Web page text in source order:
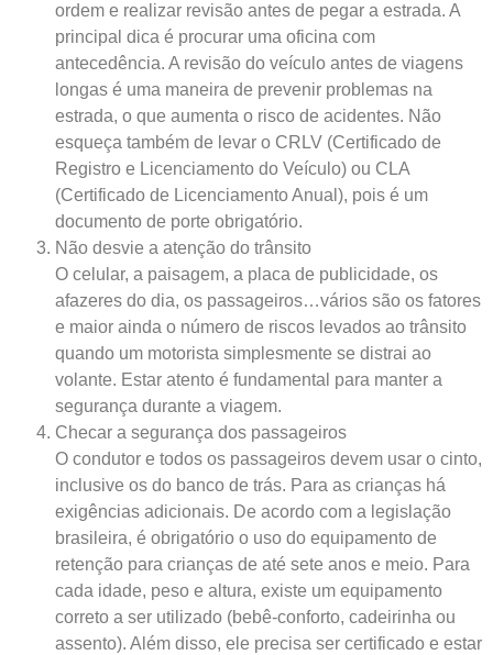
ordem e realizar revisão antes de pegar a estrada. A
principal dica é procurar uma oficina com
antecedência. A revisão do veículo antes de viagens
longas é uma maneira de prevenir problemas na
estrada, o que aumenta o risco de acidentes. Não
esqueça também de levar o CRLV (Certificado de
Registro e Licenciamento do Veículo) ou CLA
(Certificado de Licenciamento Anual), pois é um
documento de porte obrigatório.
Não desvie a atenção do trânsito
O celular, a paisagem, a placa de publicidade, os
afazeres do dia, os passageiros…vários são os fatores
e maior ainda o número de riscos levados ao trânsito
quando um motorista simplesmente se distrai ao
volante. Estar atento é fundamental para manter a
segurança durante a viagem.
Checar a segurança dos passageiros
O condutor e todos os passageiros devem usar o cinto,
inclusive os do banco de trás. Para as crianças há
exigências adicionais. De acordo com a legislação
brasileira, é obrigatório o uso do equipamento de
retenção para crianças de até sete anos e meio. Para
cada idade, peso e altura, existe um equipamento
correto a ser utilizado (bebê-conforto, cadeirinha ou
assento). Além disso, ele precisa ser certificado e estar